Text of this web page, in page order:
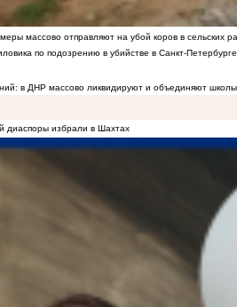
массово отправляют на убой коров в сельских
по подозрению в убийстве в Санкт-Петербурге
в ДНР массово ликвидируют и объединяют
диаспоры избрали в Шахтах